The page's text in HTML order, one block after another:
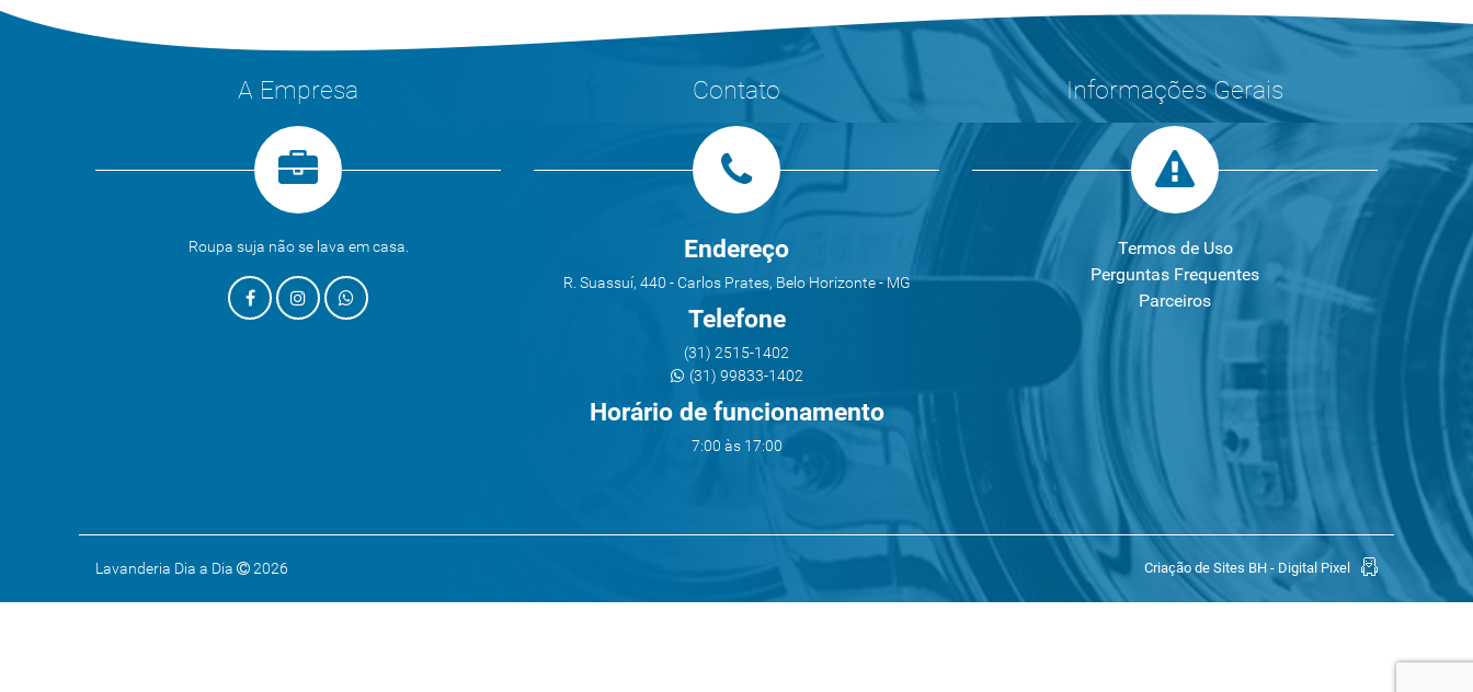
A Empresa
Roupa suja não se lava em casa.
Contato
Endereço
R. Suassuí, 440 - Carlos Prates, Belo Horizonte - MG
Telefone
(31) 2515-1402
(31) 99833-1402
Horário de funcionamento
7:00 às 17:00
Informações Gerais
Termos de Uso
Perguntas Frequentes
Parceiros
Lavanderia Dia a Dia 2026 Criação de Sites BH - Digital Pixel